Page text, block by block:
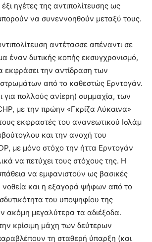
ηγέτες της αντιπολίτευσης ως
να συνεννοηθούν μεταξύ τους.
αντέτασσε απέναντι σε
έναν δυτικής κοπής εκσυγχρονισμό,
την αντίδραση των
από το καθεστώς Ερντογάν.
για πολλούς ανίερη) συμμαχία, των
με την πρώην «Γκρίζα Λύκαινα»
εκφραστές του ανανεωτικού Ισλάμ
και την ανοχή του
με μόνο στόχο την ήττα Ερντογάν
να πετύχει τους στόχους της. Η
να εμφανιστούν ως βασικές
νοθεία και η εξαγορά ψήφων από το
του υποψηφίου της
ακόμη μεγαλύτερα τα αδιέξοδα.
κρίσιμη μάχη των δεύτερων
τη σταθερή ύπαρξη (και